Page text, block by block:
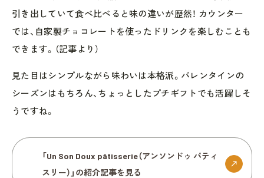
引き出していて食べ比べると味の違いが歴然！ カウンター
では、自家製チョコレートを使ったドリンクを楽しむことも
できます。（記事より）
見た目はシンプルながら味わいは本格派。バレンタインの
シーズンはもちろん、ちょっとしたプチギフトでも活躍しそ
うですね。
「Un Son Doux pâtisserie（アンソンドゥ パティ
スリー）」の紹介記事を見る